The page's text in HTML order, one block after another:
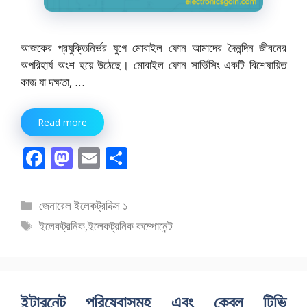
আজকের প্রযুক্তিনির্ভর যুগে মোবাইল ফোন আমাদের দৈনন্দিন জীবনের
অপরিহার্য অংশ হয়ে উঠেছে। মোবাইল ফোন সার্ভিসিং একটি বিশেষায়িত
কাজ যা দক্ষতা, …
Read more
F
ac
e
b
M
as
to
d
E
m
ai
l e
বিভাগ
সমূহ
জেনারেল ইলেকট্রনিক্স ১
ট্যাগ
ইলেকট্রনিক,ইলেকট্রনিক কম্পোনেন্ট
ইন্টারনেট পরিষেবাসমূহ এবং কেব্‌ল টিভি